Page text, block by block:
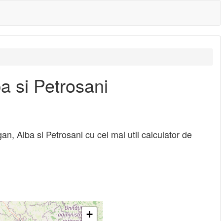
si Petrosani
Alba si Petrosani cu cel mai util calculator de
+